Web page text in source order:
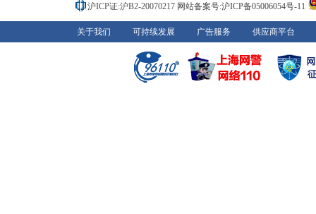
沪ICP证:沪B2-20070217 网站备案号:沪ICP备05006054号-11
关于我们 可持续发展 广告服务 供应商平台